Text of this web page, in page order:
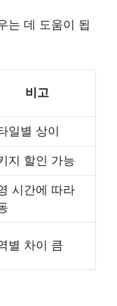
는 데 도움이 됩
비고
일별 상이
지 할인 가능
시간에 따라
별 차이 큼